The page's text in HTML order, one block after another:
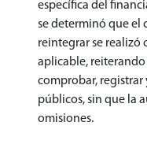
específica del
se determinó que el
reintegrar se
aplicable,
comprobar, registrar
públicos, sin que la
omisiones.